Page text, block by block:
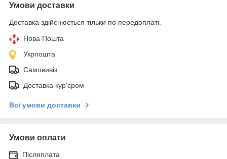
Умови доставки
Доставка здійснюється тільки по передоплаті.
Нова Пошта
Укрпошта
Самовивіз
Доставка кур'єром
Всі умови доставки
Умови оплати
Післяплата